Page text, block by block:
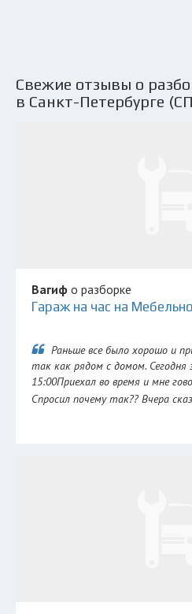
Свежие отзывы о
в Санкт-Петербурге
Вагиф о разборке
Гараж на час на
Раньше все было хорошо и
так как рядом с домом. Сегодня
15:00Приехал во время и мне
Спросил почему так?? Вчера